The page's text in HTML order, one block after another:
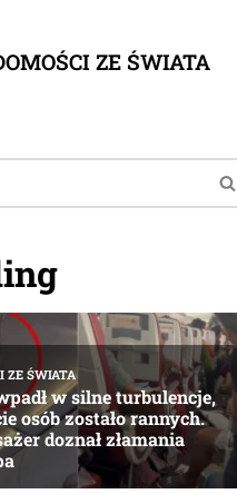
ZE ŚWIATA